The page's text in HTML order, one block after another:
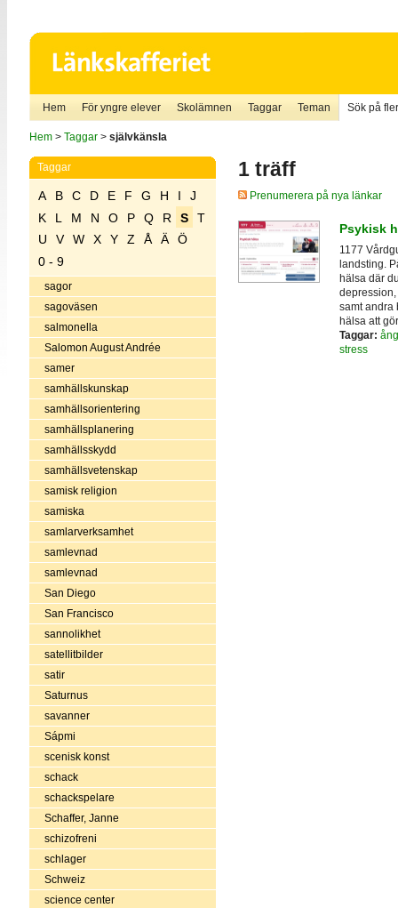
Hem För yngre elever Skolämnen Taggar Teman Sök på
Hem> Taggar> självkänsla
Taggar
A B C D E F G H I
J
K
L M N O P Q R S
T
U
V W X Y Z Å Ä
Ö
0 - 9
sagor
sagoväsen
salmonella
Salomon August Andrée
samer
samhällskunskap
samhällsorientering
samhällsplanering
samhällsskydd
samhällsvetenskap
samisk religion
samiska
samlarverksamhet
samlevnad
samlevnad
San Diego
San Francisco
sannolikhet
satellitbilder
satir
Saturnus
savanner
Sápmi
scenisk konst
schack
schackspelare
Schaffer, Janne
schizofreni
schlager
Schweiz
science center
1 träff
Prenumerera på nya länkar
Psykisk
1177
landsting.
hälsa där
depression,
samt andra
hälsa att
Taggar:
stress